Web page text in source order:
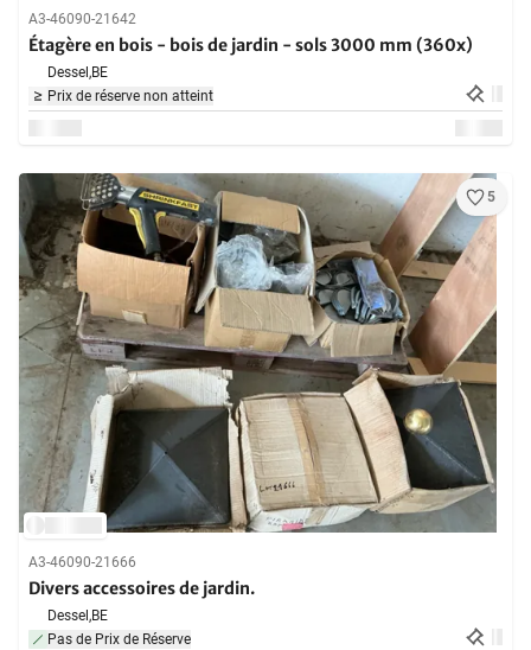
A3-46090-21642
Étagère en bois - bois de jardin - sols 3000 mm (360x)
Dessel,BE
Prix de réserve non atteint
5
A3-46090-21666
Divers accessoires de jardin.
Dessel,BE
Pas de Prix de Réserve